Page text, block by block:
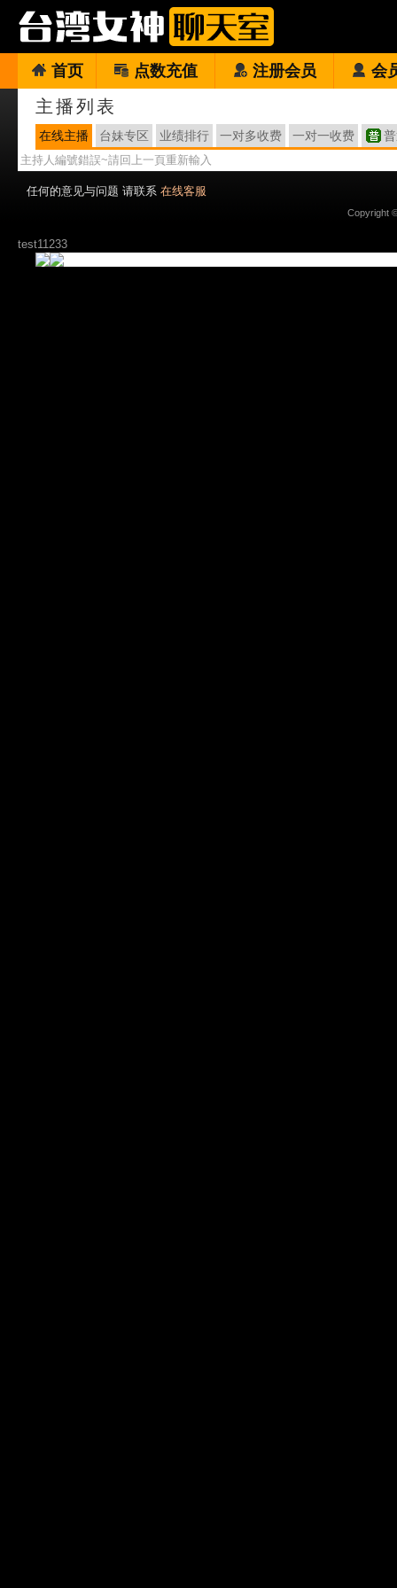
首页 点数充值 注册会员 会
主播列表
在线主播 台妹专区 业绩排行 一对多收费 一对一收费
主持人編號錯誤~請回上一頁重新輸入
任何的意见与问题 请联系 在线客服
Copyright
test11233